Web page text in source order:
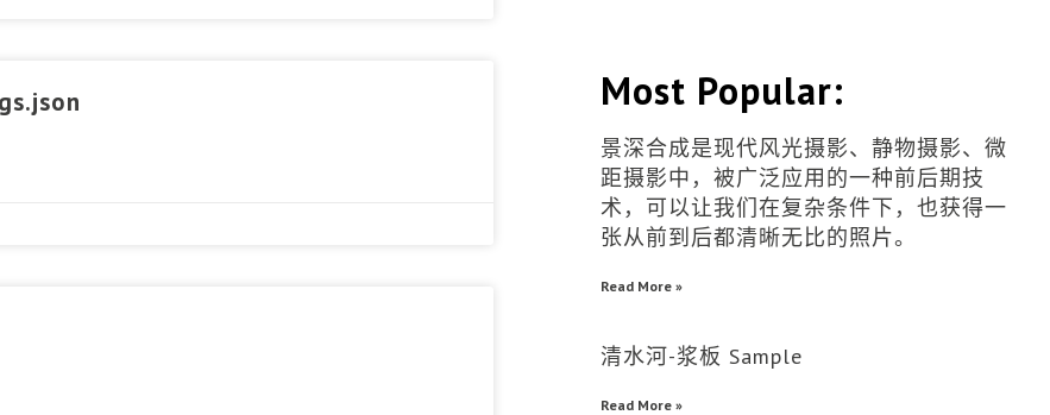
Most Popular:
景深合成是现代风光摄影、静物摄影、微
距摄影中，被广泛应用的一种前后期技
术，可以让我们在复杂条件下，也获得一
张从前到后都清晰无比的照片。
Read More »
清水河-浆板 Sample
Read More »